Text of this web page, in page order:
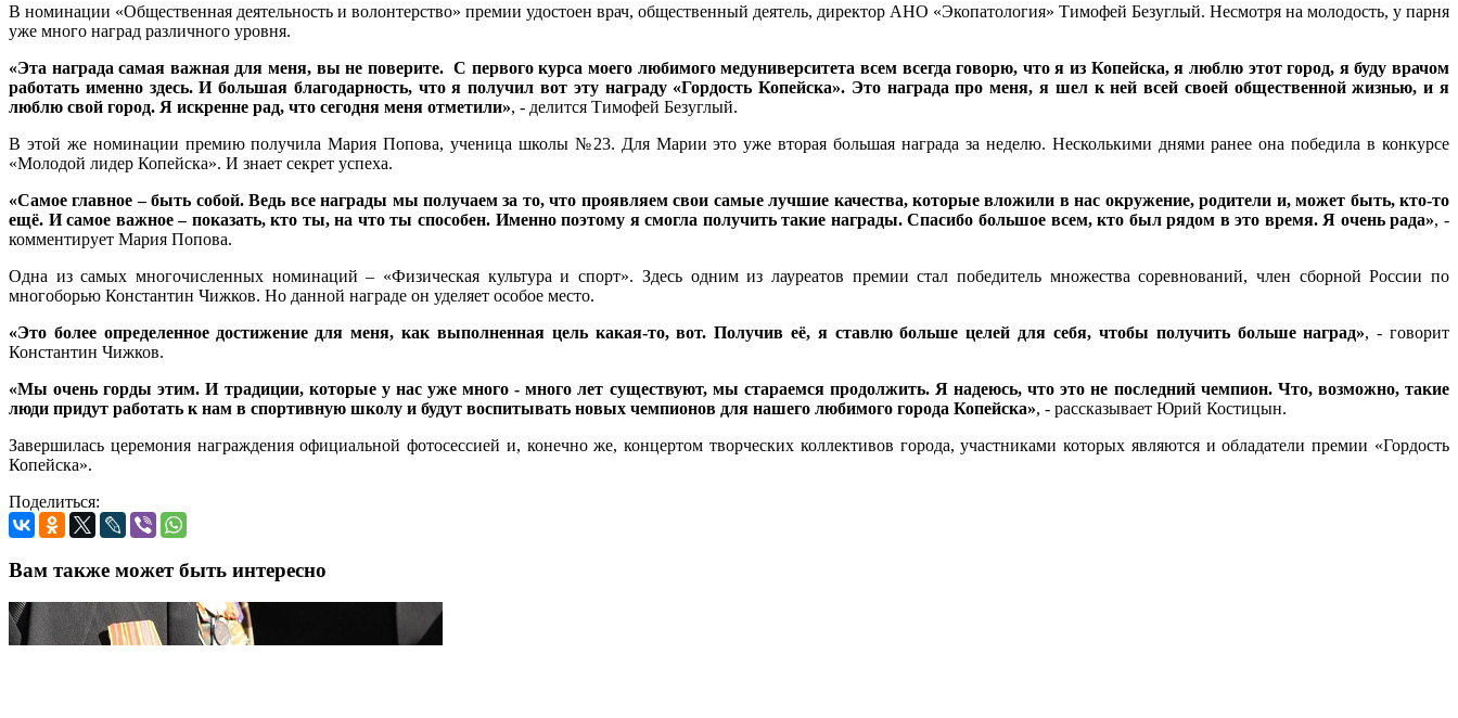
В номинации «Общественная деятельность и волонтерство» премии удостоен врач, общественный деятель, директор АНО «Экопатология» Тимофей Безуглый. Несмотря на молодость, у парня
уже много наград различного уровня.
«Эта награда самая важная для меня, вы не поверите. С первого курса моего любимого медуниверситета всем всегда говорю, что я из Копейска, я люблю этот город, я буду врачом
работать именно здесь. И большая благодарность, что я получил вот эту награду «Гордость Копейска». Это награда про меня, я шел к ней всей своей общественной жизнью, и я
люблю свой город. Я искренне рад, что сегодня меня отметили», - делится Тимофей Безуглый.
В этой же номинации премию получила Мария Попова, ученица школы №23. Для Марии это уже вторая большая награда за неделю. Несколькими днями ранее она победила в конкурсе
«Молодой лидер Копейска». И знает секрет успеха.
«Самое главное – быть собой. Ведь все награды мы получаем за то, что проявляем свои самые лучшие качества, которые вложили в нас окружение, родители и, может быть, кто-то
ещё. И самое важное – показать, кто ты, на что ты способен. Именно поэтому я смогла получить такие награды. Спасибо большое всем, кто был рядом в это время. Я очень рада», -
комментирует Мария Попова.
Одна из самых многочисленных номинаций – «Физическая культура и спорт». Здесь одним из лауреатов премии стал победитель множества соревнований, член сборной России по
многоборью Константин Чижков. Но данной награде он уделяет особое место.
«Это более определенное достижение для меня, как выполненная цель какая-то, вот. Получив её, я ставлю больше целей для себя, чтобы получить больше наград», - говорит
Константин Чижков.
«Мы очень горды этим. И традиции, которые у нас уже много - много лет существуют, мы стараемся продолжить. Я надеюсь, что это не последний чемпион. Что, возможно, такие
люди придут работать к нам в спортивную школу и будут воспитывать новых чемпионов для нашего любимого города Копейска», - рассказывает Юрий Костицын.
Завершилась церемония награждения официальной фотосессией и, конечно же, концертом творческих коллективов города, участниками которых являются и обладатели премии «Гордость
Копейска».
Поделиться:
Вам также может быть интересно